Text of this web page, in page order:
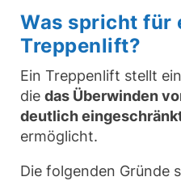
Was spricht für
Treppenlift?
Ein Treppenlift stellt
die das Überwinden
deutlich
ermöglicht.
Die folgenden Gründe